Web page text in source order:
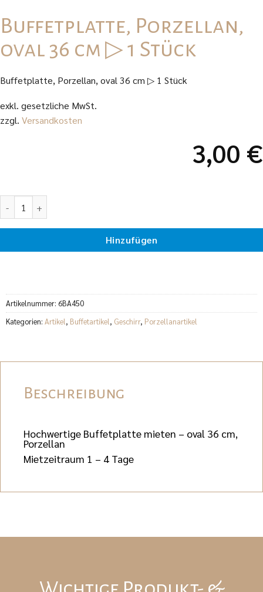
Buffetplatte, Porzellan,
oval 36 cm ▷ 1 Stück
Buffetplatte, Porzellan, oval 36 cm ▷ 1 Stück
exkl. gesetzliche MwSt.
zzgl. Versandkosten
3,00 €
Hinzufügen
Artikelnummer: 6BA450
Kategorien: Artikel, Buffetartikel, Geschirr, Porzellanartikel
Beschreibung
Hochwertige Buffetplatte mieten – oval 36 cm,
Porzellan
Mietzeitraum 1 – 4 Tage